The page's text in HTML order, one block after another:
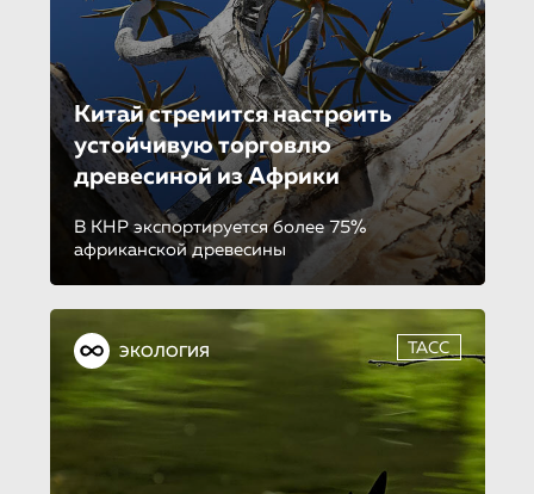
Китай стремится настроить
устойчивую торговлю
древесиной из Африки
В КНР экспортируется более 75%
африканской древесины
ЭКОЛОГИЯ ТАСС